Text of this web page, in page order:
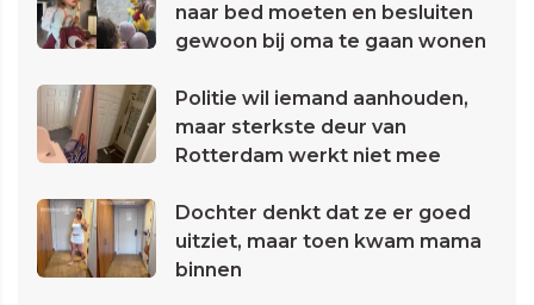
naar bed moeten en besluiten
gewoon bij oma te gaan wonen
Politie wil iemand aanhouden,
maar sterkste deur van
Rotterdam werkt niet mee
Dochter denkt dat ze er goed
uitziet, maar toen kwam mama
binnen